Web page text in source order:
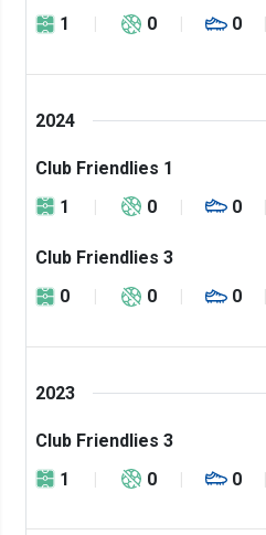
1
0 0
2024
Club Friendlies 1
1
0 0
Club Friendlies 3
0
0 0
2023
Club Friendlies 3
1
0 0